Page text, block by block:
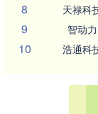
8 天禄科
9 智动力
10 浩通科